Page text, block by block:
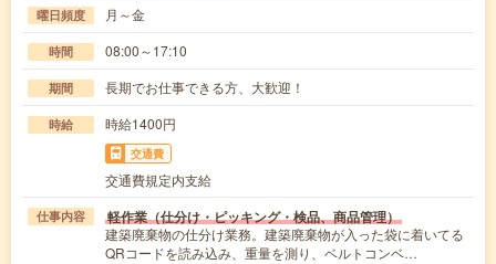
曜日頻度 月～金
時間 08:00～17:10
期間 長期でお仕事できる方、大歓迎！
時給 時給1400円
交通費
交通費規定内支給
仕事内容 軽作業（仕分け・ピッキング・検品、商品管理）
建築廃棄物の仕分け業務。建築廃棄物が入った袋に着いてる
QRコードを読み込み、重量を測り、ベルトコンベ…